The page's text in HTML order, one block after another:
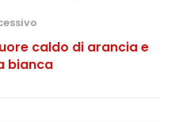
caldo di arancia e
bianca